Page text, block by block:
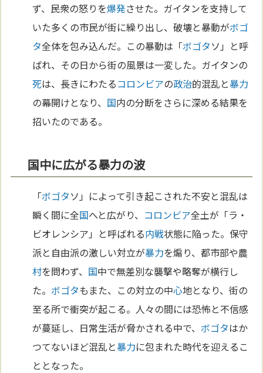
ず、民衆の怒りを爆発させた。ガイタンを支持して
いた多くの市民が街に繰り出し、破壊と暴動がボゴ
タ全体を包み込んだ。この暴動は「ボゴタソ」と呼
ばれ、その日から街の風景は一変した。ガイタンの
死は、長きにわたるコロンビアの政治的混乱と暴力
の幕開けとなり、 国内の分断をさらに深める結果を
招いたのである。
国中に広がる暴力の波
「ボゴタソ」によって引き起こされた不安と混乱は
瞬く間に全国へと広がり、 コロンビア全土が「ラ・
ビオレンシア」と呼ばれる内戦状態に陥った。保守
派と自由派の激しい対立が暴力を煽り、都市部や農
村を問わず、 国中で無差別な襲撃や略奪が横行し
た。 ボゴタもまた、この対立の中心地となり、街の
至る所で衝突が起こる。人々の間には恐怖と不信感
が蔓延し、日常生活が脅かされる中で、 ボゴタはか
つてないほど混乱と暴力に包まれた時代を迎えるこ
ととなった。